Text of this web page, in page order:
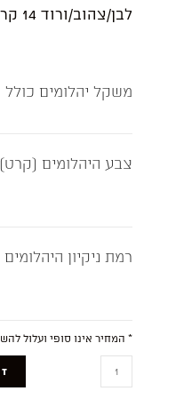
לבן/צהוב/ורוד 14 קראט ונתון לשינויים עד הפרטים הקטנים.
משקל יהלומים
צבע היהלומים (קרט)
רמת ניקיון היהלומים
* המחיר אינו סופי ועלול